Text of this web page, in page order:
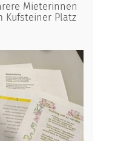
Mieterinnen
Kufsteiner Platz